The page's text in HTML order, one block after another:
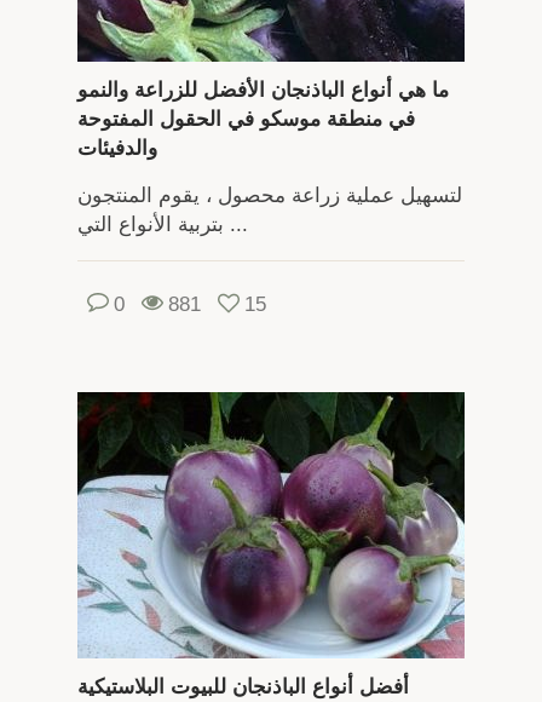
ما هي أنواع الباذنجان الأفضل للزراعة والنمو
في منطقة موسكو في الحقول المفتوحة
والدفيئات
لتسهيل عملية زراعة محصول ، يقوم المنتجون
بتربية الأنواع التي ...
0 881 15
أفضل أنواع الباذنجان للبيوت البلاستيكية